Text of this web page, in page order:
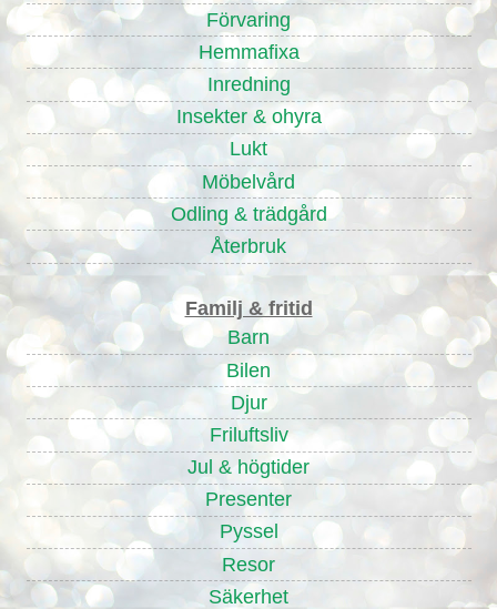
Förvaring
Hemmafixa
Inredning
Insekter & ohyra
Lukt
Möbelvård
Odling & trädgård
Återbruk
Familj & fritid
Barn
Bilen
Djur
Friluftsliv
Jul & högtider
Presenter
Pyssel
Resor
Säkerhet